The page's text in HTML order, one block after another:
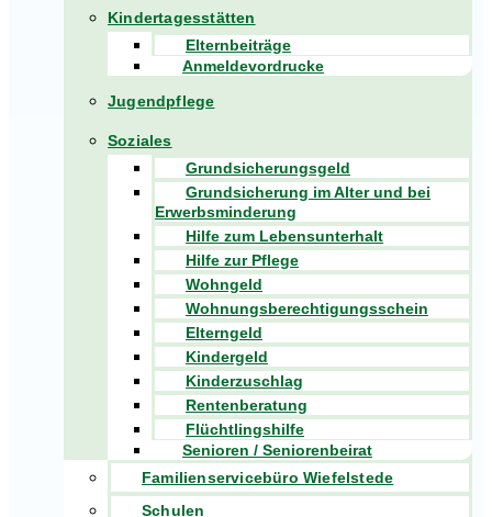
Kindertagesstätten
Elternbeiträge
Anmeldevordrucke
Jugendpflege
Soziales
Grundsicherungsgeld
Grundsicherung im Alter und bei
Erwerbsminderung
Hilfe zum Lebensunterhalt
Hilfe zur Pflege
Wohngeld
Wohnungsberechtigungsschein
Elterngeld
Kindergeld
Kinderzuschlag
Rentenberatung
Flüchtlingshilfe
Senioren / Seniorenbeirat
Familienservicebüro Wiefelstede
Schulen